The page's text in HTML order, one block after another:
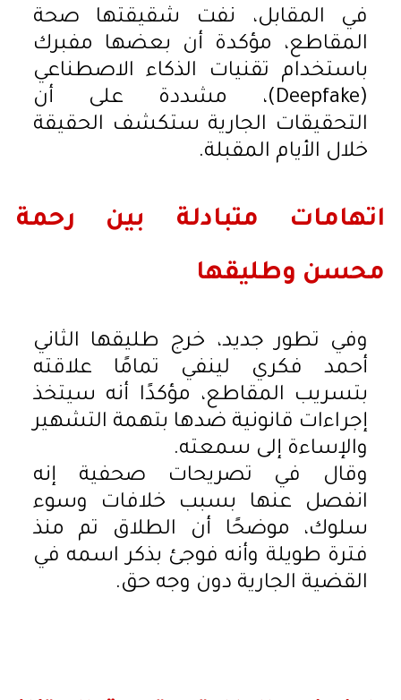
في المقابل، نفت شقيقتها صحة
المقاطع، مؤكدة أن بعضها مفبرك
باستخدام تقنيات الذكاء الاصطناعي
(Deepfake)، مشددة على أن
التحقيقات الجارية ستكشف الحقيقة
خلال الأيام المقبلة.
اتهامات متبادلة بين رحمة
محسن وطليقها
وفي تطور جديد، خرج طليقها الثاني
أحمد فكري لينفي تمامًا علاقته
بتسريب المقاطع، مؤكدًا أنه سيتخذ
إجراءات قانونية ضدها بتهمة التشهير
والإساءة إلى سمعته.
وقال في تصريحات صحفية إنه
انفصل عنها بسبب خلافات وسوء
سلوك، موضحًا أن الطلاق تم منذ
فترة طويلة وأنه فوجئ بذكر اسمه في
القضية الجارية دون وجه حق.